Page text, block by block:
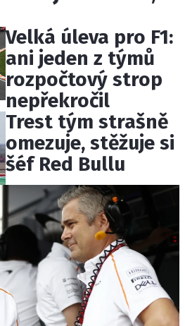
KODEX
KONTAKT
INZERCE
ÚDAJE / COOKIES
serveru F1NEWS.cz je
s.r.o., IČ: 118 23 054
Velká úleva pro F1:
ani jeden z týmů
rozpočtový strop
nepřekročil
Trest tým strašně
omezuje, stěžuje si
šéf Red Bullu